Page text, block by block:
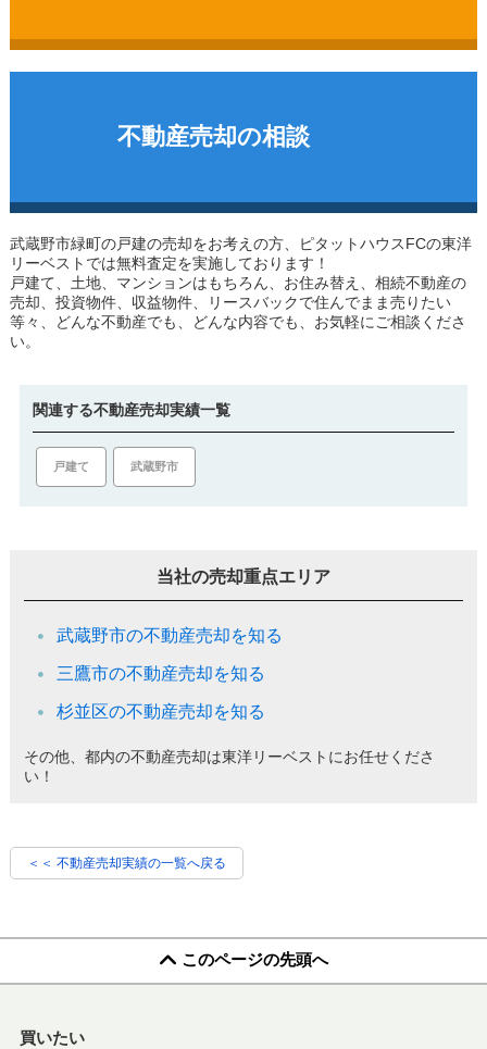
不動産売却の相談
武蔵野市緑町の戸建の売却をお考えの方、ピタットハウスFCの東洋
リーベストでは無料査定を実施しております！
戸建て、土地、マンションはもちろん、お住み替え、相続不動産の
売却、投資物件、収益物件、リースバックで住んでまま売りたい
等々、どんな不動産でも、どんな内容でも、お気軽にご相談くださ
い。
関連する不動産売却実績一覧
戸建て 武蔵野市
当社の売却重点エリア
武蔵野市の不動産売却を知る
三鷹市の不動産売却を知る
杉並区の不動産売却を知る
その他、都内の不動産売却は東洋リーベストにお任せくださ
い！
＜＜ 不動産売却実績の一覧へ戻る
このページの先頭へ
買いたい